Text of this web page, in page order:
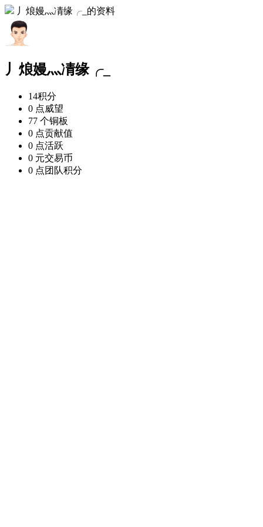
丿烺嫚灬凊缘╭_的资料
丿烺嫚灬凊缘╭_
14积分
0 点威望
77 个铜板
0 点贡献值
0 点活跃
0 元交易币
0 点团队积分